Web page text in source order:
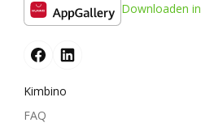
Downloaden in
Kimbino
FAQ